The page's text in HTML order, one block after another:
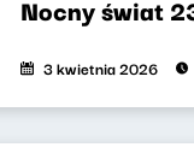
Nocny świat
3 kwietnia 2026